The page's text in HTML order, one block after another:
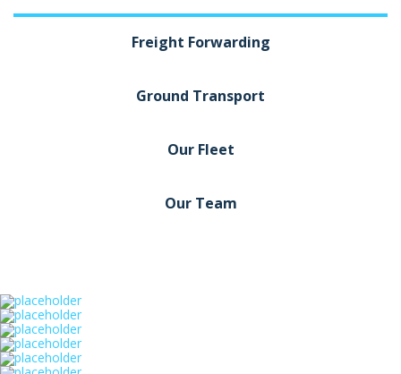
Freight Forwarding
Ground Transport
Our Fleet
Our Team